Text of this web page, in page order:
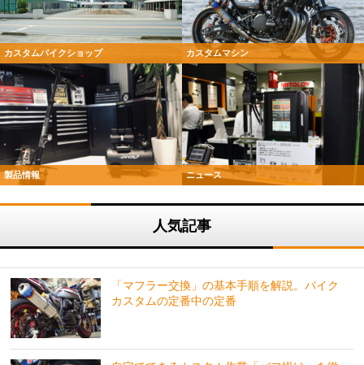
カスタムバイクショップ カスタムマシン
製品情報 ニュース
人気記事
「マフラー交換」の基本手順を解説。バイク
カスタムの定番中の定番